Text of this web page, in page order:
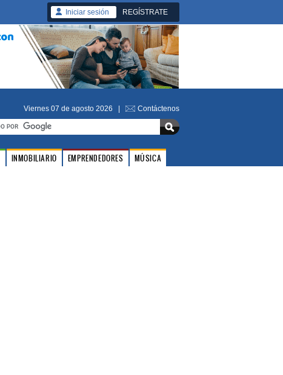
Iniciar sesión REGÍSTRATE
Viernes 07 de agosto 2026 | Contáctenos
INMOBILIARIO EMPRENDEDORES MÚSICA